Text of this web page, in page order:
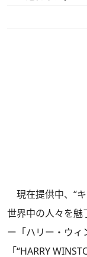
現在提供中、“キ
世界中の人々を魅
ー「ハリー・ウィ
「“HARRY